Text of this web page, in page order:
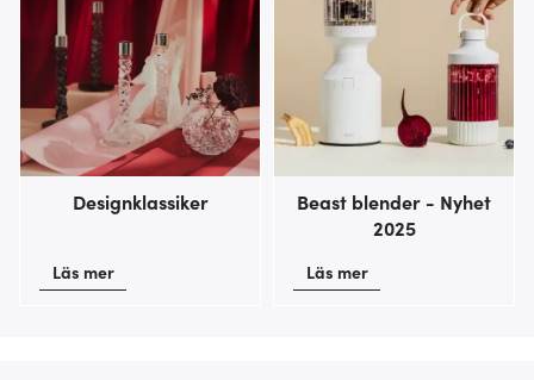
Designklassiker
Läs mer
Beast blender - Nyhet
2025
Läs mer